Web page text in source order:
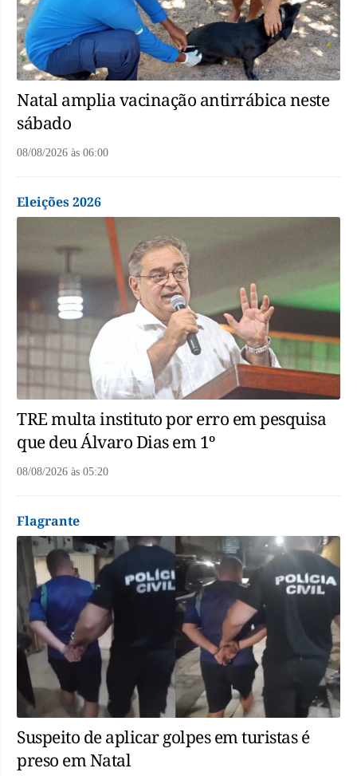
Natal amplia vacinação antirrábica neste
sábado
08/08/2026 às 06:00
Eleições 2026
TRE multa instituto por erro em pesquisa
que deu Álvaro Dias em 1º
08/08/2026 às 05:20
Flagrante
Suspeito de aplicar golpes em turistas é
preso em Natal